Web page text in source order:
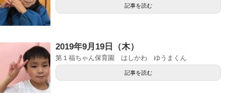
記事を読む
2019年9月19日（木）
第１福ちゃん保育園 はしかわ ゆうまくん
記事を読む